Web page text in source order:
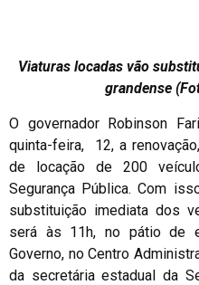
Viaturas locadas vão
grandense
O governador Robinson
quinta-feira, 12, a
de locação de 200
Segurança Pública. Com
substituição imediata dos
será às 11h, no pátio de
Governo, no Centro
da secretária estadual da